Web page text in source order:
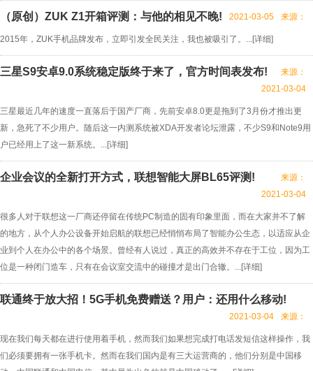
（原创）ZUK Z1开箱评测：与他的相见不晚! 来源：
2021-03-05
2015年，ZUK手机品牌发布，立即引发全民关注，我也被吸引了。...[详细]
三星S9安卓9.0系统稳定版终于来了，官方时间表发布!
来源：
2021-03-04
三星最近几年的速度一直落后于国产厂商，先前安卓8.0更是拖到了3月份才推出更
新，急死了不少用户。随后这一内测系统被XDA开发者论坛泄露，不少S9和Note9用
户已经用上了这一新系统。...[详细]
企业会议的全新打开方式，联想智能大屏BL65评测!
来源：
2021-03-04
很多人对于联想这一厂商还停留在传统PC制造的固有印象里面，而在大家并不了解
的地方，从个人办公设备开始启航的联想已经悄悄布局了智能办公生态，以适应从企
业到个人在办公中的各个场景。曾经有人说过，真正的高效并不存在于工位，因为工
位是一种闭门造车，只有在会议室交流中的碰撞才是出门合辙。...[详细]
联通终于放大招！5G手机免费赠送？用户：还用什么移动!
来源：
2021-03-04
现在我们每天都在进行使用着手机，然而我们如果想完成打电话发短信这样操作，我
们必须要拥有一张手机卡。然而在我们国内是有三大运营商的，他们分别是中国移